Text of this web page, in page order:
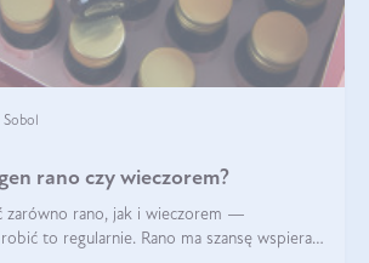
rano czy wieczorem?
zarówno rano, jak i wieczorem —
to regularnie. Rano ma szansę wspierać